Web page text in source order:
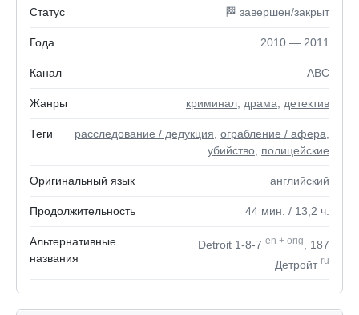
Статус 🏁 завершен/закрыт
Года 2010 — 2011
Канал ABC
Жанры криминал драма детектив
Теги расследование / дедукция ограбление / афера
убийство полицейские
Оригинальный язык английский
Продолжительность 44 мин. / 13,2 ч.
Альтернативные
названия
Detroit 1-8-7 en + orig
, 187
Детройт ru